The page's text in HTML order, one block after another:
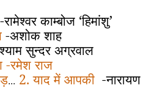
-रामेश्वर काम्बोज ‘हिमांशु’
-अशोक शाह
श्याम सुन्दर अग्रवाल
-रमेश राज
... 2. याद में आपकी -नारायण